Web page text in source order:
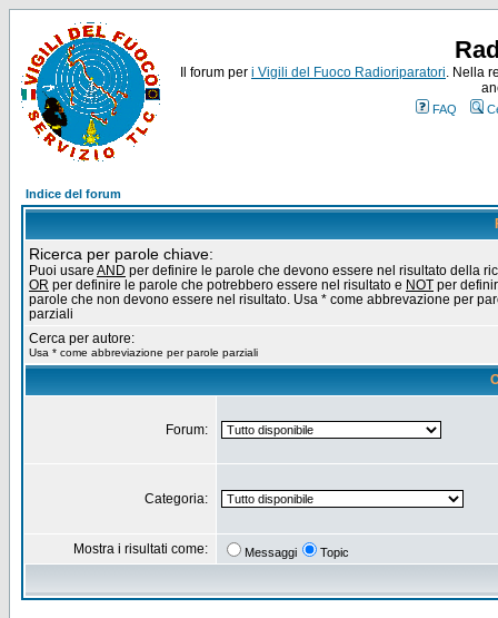
Il forum per i Vigili del Fuoco Radioriparatori. Nella
FAQ
Indice del forum
Ricerca per parole chiave:
Puoi usare AND per definire le parole che devono essere nel risultato della
OR per definire le parole che potrebbero essere nel risultato e NOT per
parole che non devono essere nel risultato. Usa * come abbrevazione per
parziali
Cerca per autore:
Usa * come abbreviazione per parole parziali
Forum:
Categoria:
Mostra i risultati come: Messaggi Topic